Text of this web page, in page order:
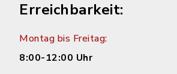
Erreichbarkeit:
Montag bis Freitag:
8:00-12:00 Uhr